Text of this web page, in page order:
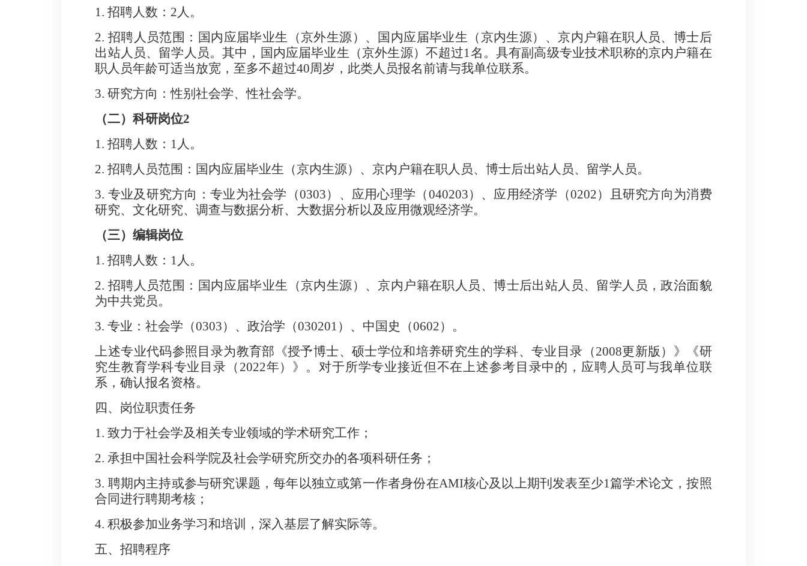
1.招聘人数： 2人。
2. 招聘人员范围：国内应届毕业生（京外生源）、国内应届毕业生（京内生源） 、 京内户籍在职 人员、博士后
出站人员、留学人员。其中，国内应届毕业生（京外生源）不超过1名。 具有副高级专业技术职称的京内户籍在
职人员年龄可适当放宽 ，至多不超过40周岁， 此类人员报名前请与我单位联系。
3.研究方向：性别社会学、性社会学。
（二）科研岗位2
1.招聘人数： 1人。
2.招聘人员范围：国内应届毕业生（京内生源）、京内户籍在职人员、博士后出站人员、留学人员。
3. 专业及研究方向：专业为社会学（0303）、应用心理学（040203）、应用经济学（0202）且研究方向为消费
研究、文化研究、调查与数据分析、大数据分析以及应用微观经济学。
（三）编辑岗位
1.招聘人数： 1人。
2. 招聘人员范围：国内应届毕业生（京内生源）、京内户籍在职 人员、博士后出站人员、留学人员 ，政治面貌
为中共党员。
3.专业：社会学（0303）、政治学（030201）、中国史（0602）。
上述专业代码参照目录为教育部《授予博士、硕士学位和培养研究生的学科、专业目录（2008更新版）》《研
究生教育学科专业目录（ 2022年）》。对于所学专业接近但不在上述参考目录中的，应聘人员可与我单位联
系，确认报名资格。
四、岗位职责任务
1.致力于社会学及相关专业领域的学术研究工作；
2.承担中国社会科学院及社会学研究所交办的各项科研任务；
3. 聘期内主持或参与研究课题，每年以独立或第一作者身份在AMI核心及以上期刊发表至少1篇学术论文，按照
合同进行聘期考核；
4.积极参加业务学习和培训，深入基层了解实际等。
五、招聘程序